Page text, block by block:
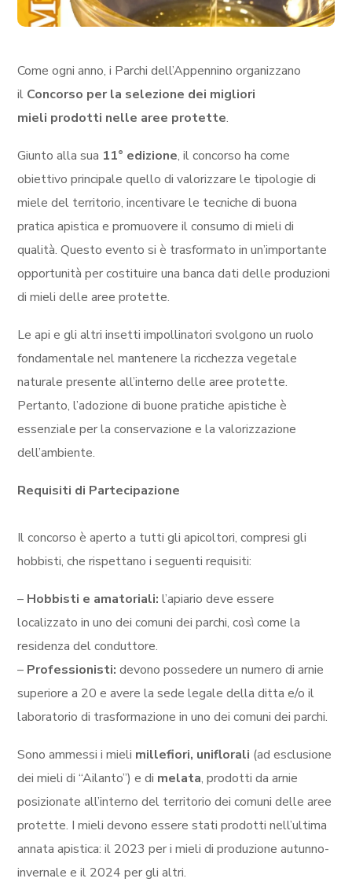
Come ogni anno, i Parchi dell’Appennino organizzano
il Concorso per la selezione dei migliori
mieli prodotti nelle aree protette.
Giunto alla sua 11° edizione, il concorso ha come
obiettivo principale quello di valorizzare le tipologie di
miele del territorio, incentivare le tecniche di buona
pratica apistica e promuovere il consumo di mieli di
qualità. Questo evento si è trasformato in un’importante
opportunità per costituire una banca dati delle produzioni
di mieli delle aree protette.
Le api e gli altri insetti impollinatori svolgono un ruolo
fondamentale nel mantenere la ricchezza vegetale
naturale presente all’interno delle aree protette.
Pertanto, l’adozione di buone pratiche apistiche è
essenziale per la conservazione e la valorizzazione
dell’ambiente.
Requisiti di Partecipazione
Il concorso è aperto a tutti gli apicoltori, compresi gli
hobbisti, che rispettano i seguenti requisiti:
– Hobbisti e amatoriali: l’apiario deve essere
localizzato in uno dei comuni dei parchi, così come la
residenza del conduttore.
– Professionisti: devono possedere un numero di arnie
superiore a 20 e avere la sede legale della ditta e/o il
laboratorio di trasformazione in uno dei comuni dei parchi.
Sono ammessi i mieli millefiori, uniflorali (ad esclusione
dei mieli di “Ailanto”) e di melata, prodotti da arnie
posizionate all’interno del territorio dei comuni delle aree
protette. I mieli devono essere stati prodotti nell’ultima
annata apistica: il 2023 per i mieli di produzione autunno-
invernale e il 2024 per gli altri.